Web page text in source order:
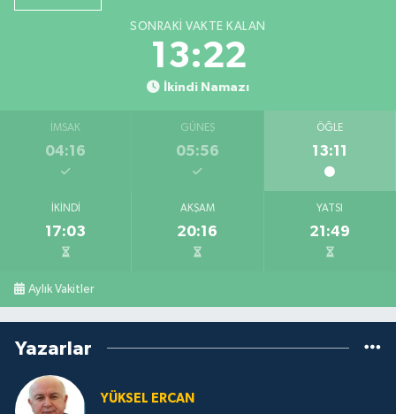
SONRAKI VAKTE KALAN
13:21
İkindi Namazı
İMSAK
04:16
GÜNEŞ
05:56
ÖĞLE
13:11
İKINDI
17:03
AKŞAM
20:16
YATSI
21:49
Aylık Vakitler
Yazarlar
YÜKSEL ERCAN